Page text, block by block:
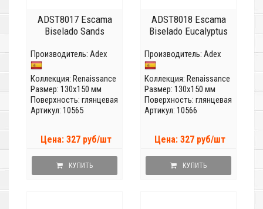
ADST8017 Escama
Biselado Sands
Производитель: Adex
Коллекция: Renaissance
Размер: 130x150 мм
Поверхность: глянцевая
Артикул: 10565
Цена: 327 руб/шт
КУПИТЬ
ADST8018 Escama
Biselado Eucalyptus
Производитель: Adex
Коллекция: Renaissance
Размер: 130x150 мм
Поверхность: глянцевая
Артикул: 10566
Цена: 327 руб/шт
КУПИТЬ